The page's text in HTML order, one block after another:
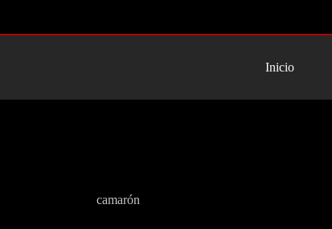
Inicio
camarón